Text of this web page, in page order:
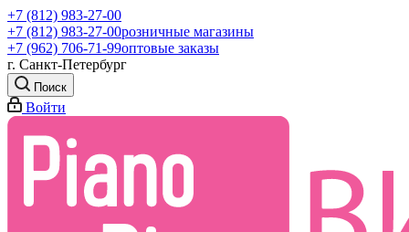
+7 (812) 983-27-00
+7 (812) 983-27-00розничные магазины
+7 (962) 706-71-99оптовые заказы
г. Санкт-Петербург
Поиск
Войти